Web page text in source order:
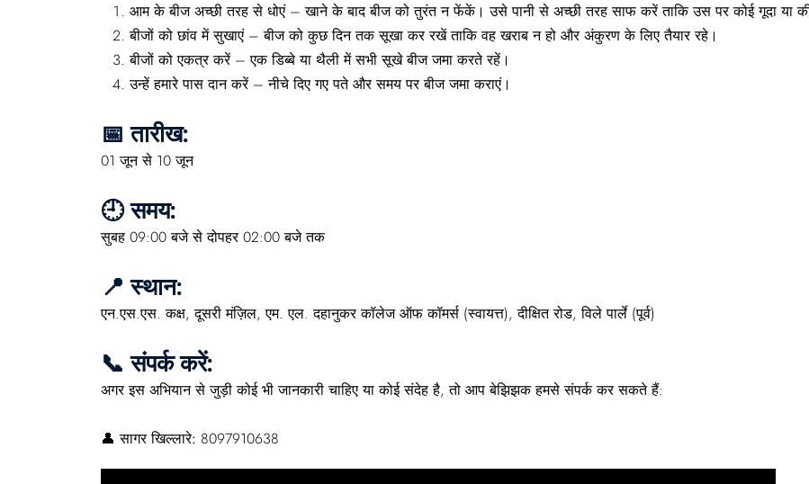
आम के बीज अच्छी तरह से धोएं– खाने के बाद बीज को तुरंत न फेंकें। उसे पानी से अच्छी तरह साफ करें ताकि उस पर कोई गूदा या
बीजों को छांव में सुखाएं– बीज को कुछ दिन तक सूखा कर रखें ताकि वह खराब न हो और अंकुरण के लिए तैयार रहे।
बीजों को एकत्र करें– एक डिब्बे या थैली में सभी सूखे बीज जमा करते रहें।
उन्हें हमारे पास दान करें– नीचे दिए गए पते और समय पर बीज जमा कराएं।
📅 तारीख:
01 जून से 10 जून
🕘 समय:
सुबह 09:00 बजे से दोपहर 02:00 बजे तक
📍 स्थान:
एन.एस.एस. कक्ष, दूसरी मंज़िल, एम. एल. दहानुकर कॉलेज ऑफ कॉमर्स (स्वायत्त), दीक्षित रोड, विले पार्ले (पूर्व)
📞 संपर्क करें:
अगर इस अभियान से जुड़ी कोई भी जानकारी चाहिए या कोई संदेह है, तो आप बेझिझक हमसे संपर्क कर सकते हैं:
👤सागर खिल्लारे: 8097910638